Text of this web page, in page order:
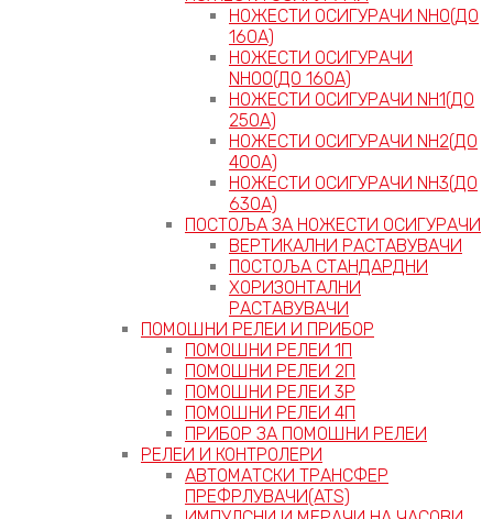
НОЖЕСТИ ОСИГУРАЧИ NH0(ДО
160А)
НОЖЕСТИ ОСИГУРАЧИ
NH00(ДО 160А)
НОЖЕСТИ ОСИГУРАЧИ NH1(ДО
250А)
НОЖЕСТИ ОСИГУРАЧИ NH2(ДО
400А)
НОЖЕСТИ ОСИГУРАЧИ NH3(ДО
630А)
ПОСТОЉА ЗА НОЖЕСТИ ОСИГУРАЧИ
ВЕРТИКАЛНИ РАСТАВУВАЧИ
ПОСТОЉА СТАНДАРДНИ
ХОРИЗОНТАЛНИ
РАСТАВУВАЧИ
ПОМОШНИ РЕЛЕИ И ПРИБОР
ПОМОШНИ РЕЛЕИ 1П
ПОМОШНИ РЕЛЕИ 2П
ПОМОШНИ РЕЛЕИ 3P
ПОМОШНИ РЕЛЕИ 4П
ПРИБОР ЗА ПОМОШНИ РЕЛЕИ
РЕЛЕИ И КОНТРОЛЕРИ
АВТОМАТСКИ ТРАНСФЕР
ПРЕФРЛУВАЧИ(ATS)